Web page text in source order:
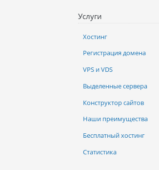
Услуги
Хостинг
Регистрация домена
VPS и VDS
Выделенные сервера
Конструктор сайтов
Наши преимущества
Бесплатный хостинг
Статистика